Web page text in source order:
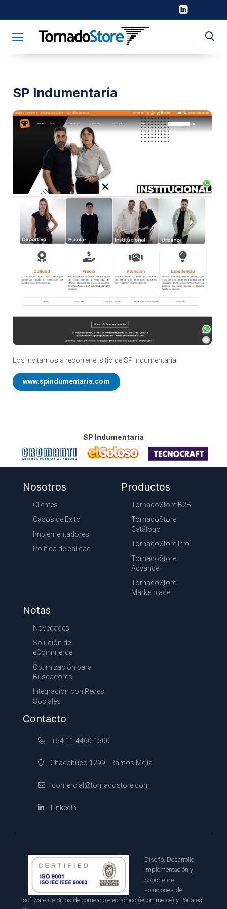
Toggle navigation
SP Indumentaria
Los invitamos a recorrer el sitio de SP Indumentaria:
www.spindumentaria.com
SP Indumentaria
Nosotros
Clientes
Casos de Exito
Implementadores
Política de calidad
Productos
TornadoStore B2B
TornadoStore
Catálogo
TornadoStore Pro
TornadoStore
Advance
TornadoStore
Marketplace
Notas
Novedades
Solución de
eCommerce
Optimización para
Buscadores
Integración con Redes
Sociales
Contacto
+54-11 4460-1500
Chacabuco 1299 - Ramos Mejía
comercial@tornadostore.com
LinkedIn
Diseño, Desarrollo,
Implementación y
Soporte de
soluciones de
software de Sitios de comercio electrónico (eCommerce) y Portales